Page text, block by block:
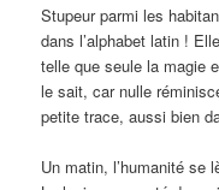
Stupeur parmi les
dans l’alphabet latin !
telle que seule la magie
le sait, car nulle
petite trace, aussi bien
Un matin, l’humanité se